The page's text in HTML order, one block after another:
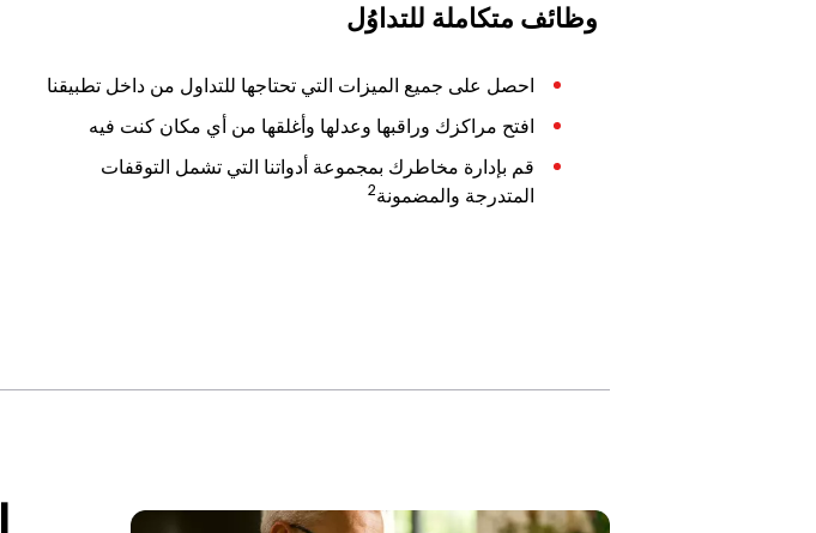
وظائف متكاملة للتداوُل
احصل على جميع الميزات التي تحتاجها للتداول من داخل تطبيقنا
افتح مراكزك وراقبها وعدلها وأغلقها من أي مكان كنت فيه
قم بإدارة مخاطرك بمجموعة أدواتنا التي تشمل التوقفات
المتدرجة والمضمونة2